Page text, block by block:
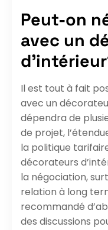
Peut-on
avec un
Il est tout à fait
avec un
dépendra de
de projet,
la politique
décorateurs
la négociation,
relation à long
recommandé
des discussions